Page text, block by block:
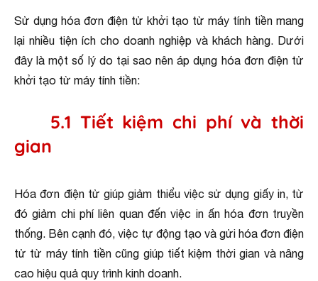
Sử dụng hóa đơn điện tử khởi tạo từ máy tính tiền mang
lại nhiều tiện ích cho doanh nghiệp và khách hàng. Dưới
đây là một số lý do tại sao nên áp dụng hóa đơn điện tử
khởi tạo từ máy tính tiền:
5.1 Tiết kiệm chi phí và thời
gian
Hóa đơn điện tử giúp giảm thiểu việc sử dụng giấy in, từ
đó giảm chi phí liên quan đến việc in ấn hóa đơn truyền
thống. Bên cạnh đó, việc tự động tạo và gửi hóa đơn điện
tử từ máy tính tiền cũng giúp tiết kiệm thời gian và nâng
cao hiệu quả quy trình kinh doanh.